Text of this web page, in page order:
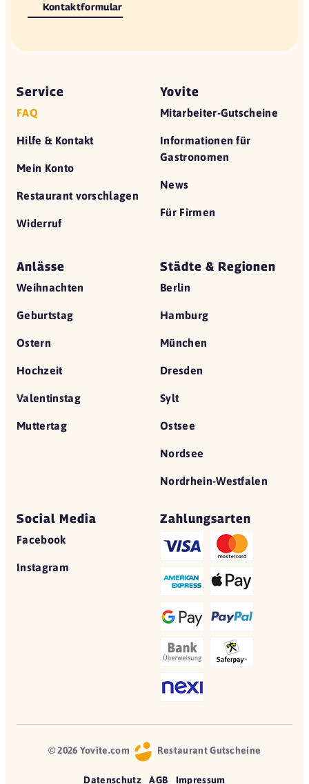
Kontaktformular
Service
FAQ
Hilfe & Kontakt
Mein Konto
Restaurant vorschlagen
Widerruf
Yovite
Mitarbeiter-Gutscheine
Informationen für
Gastronomen
News
Für Firmen
Anlässe
Weihnachten
Geburtstag
Ostern
Hochzeit
Valentinstag
Muttertag
Städte & Regionen
Berlin
Hamburg
München
Dresden
Sylt
Ostsee
Nordsee
Nordrhein-Westfalen
Social Media
Facebook
Instagram
Zahlungsarten
© 2026 Yovite.com Restaurant Gutscheine
Datenschutz AGB Impressum